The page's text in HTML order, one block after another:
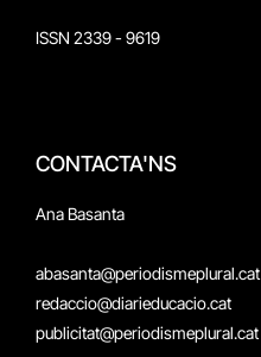
ISSN 2339 - 9619
CONTACTA'NS
Ana Basanta
abasanta@periodismeplural.cat
redaccio@diarieducacio.cat
publicitat@periodismeplural.cat